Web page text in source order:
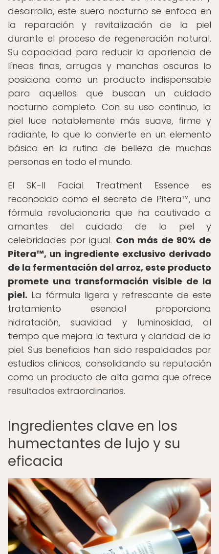
desarrollo, este suero nocturno se enfoca en
la reparación y revitalización de la piel
durante el proceso de regeneración natural.
Su capacidad para reducir la apariencia de
líneas finas, arrugas y manchas oscuras lo
posiciona como un producto indispensable
para aquellos que buscan un cuidado
nocturno completo. Con su uso continuo, la
piel luce notablemente más suave, firme y
radiante, lo que lo convierte en un elemento
básico en la rutina de belleza de muchas
personas en todo el mundo.
El SK-II Facial Treatment Essence es
reconocido como el secreto de Pitera™, una
fórmula revolucionaria que ha cautivado a
amantes del cuidado de la piel y
celebridades por igual. Con más de 90% de
Pitera™, un ingrediente exclusivo derivado
de la fermentación del arroz, este producto
promete una transformación visible de la
piel. La fórmula ligera y refrescante de este
tratamiento esencial proporciona
hidratación, suavidad y luminosidad, al
tiempo que mejora la textura y claridad de la
piel. Sus beneficios han sido respaldados por
estudios clínicos, consolidando su reputación
como un producto de alta gama que ofrece
resultados extraordinarios.
Ingredientes clave en los
humectantes de lujo y su
eficacia